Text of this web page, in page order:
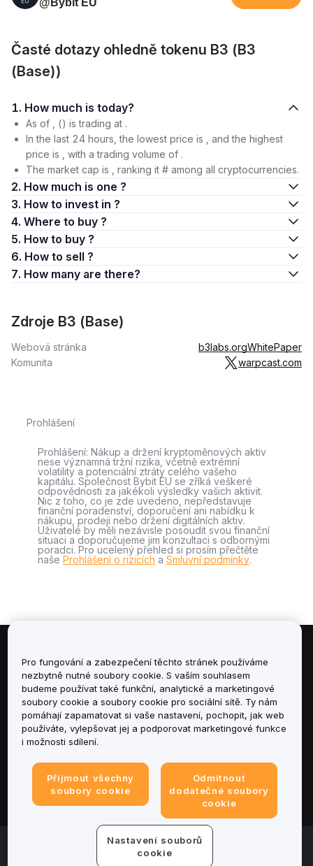
@Bybit EU
Časté dotazy ohledně tokenu B3 (B3
(Base))
1. How much is today?
As of , () is trading at .
In the last 24 hours, the lowest price is , and the highest
price is , with a trading volume of .
The market cap is , ranking it # among all cryptocurrencies.
2. How much is one ?
3. How to invest in ?
4. Where to buy ?
5. How to buy ?
6. How to sell ?
7. How many are there?
Zdroje B3 (Base)
Webová stránka b3labs.orgWhitePaper
Komunita
warpcast.com
Prohlášení
Prohlášení: Nákup a držení kryptoměnových aktiv
nese významná tržní rizika, včetně extrémní
volatility a potenciální ztráty celého vašeho
kapitálu. Společnost Bybit EU se zříká veškeré
odpovědnosti za jakékoli výsledky vašich aktivit.
Nic z toho, co je zde uvedeno, nepředstavuje
finanční poradenství, doporučení ani nabídku k
nákupu, prodeji nebo držení digitálních aktiv.
Uživatelé by měli nezávisle posoudit svou finanční
situaci a doporučujeme jim konzultaci s odbornými
poradci. Pro ucelený přehled si prosím přečtěte
naše Prohlášení o rizicích a Smluvní podmínky.
Informace
Služby
podpora
Právní informace
© 2025-2026 Bybit.eu. All rights reserved.
Podmínky poskytování služeb
Podmínky ochrany
Pro fungování a zabezpečení těchto stránek používáme
nezbytně nutné soubory cookie. S vaším souhlasem
budeme používat také funkční, analytické a marketingové
soubory cookie a soubory cookie pro sociální sítě. Ty nám
pomáhají zapamatovat si vaše nastavení, pochopit, jak web
používáte, vylepšovat jej a podporovat marketingové funkce
i možnosti sdílení.
Přijmout všechny
soubory cookie
Odmítnout
dodatečné soubory
cookie
Nastavení souborů
cookie